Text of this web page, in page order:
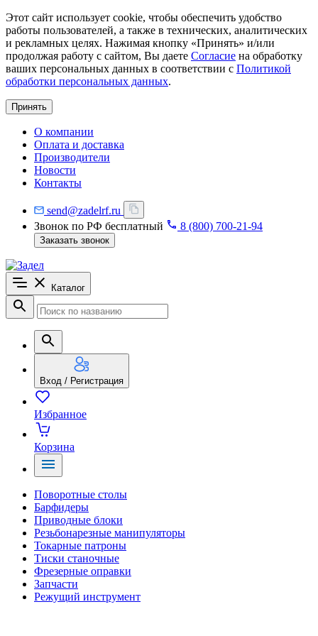
Этот сайт использует cookie, чтобы обеспечить удобство
работы пользователей, а также в технических, аналитических
и рекламных целях. Нажимая кнопку «Принять» и/или
продолжая работу с сайтом, Вы даете Согласие на обработку
ваших персональных данных в соответствии с Политикой
обработки персональных данных.
Принять
О компании
Оплата и доставка
Производители
Новости
Контакты
send@zadelrf.ru
Звонок по РФ бесплатный
8 (800) 700-21-94
Заказать звонок
Каталог
Вход / Регистрация
Избранное
Корзина
Поворотные столы
Барфидеры
Приводные блоки
Резьбонарезные манипуляторы
Токарные патроны
Тиски станочные
Фрезерные оправки
Запчасти
Режущий инструмент